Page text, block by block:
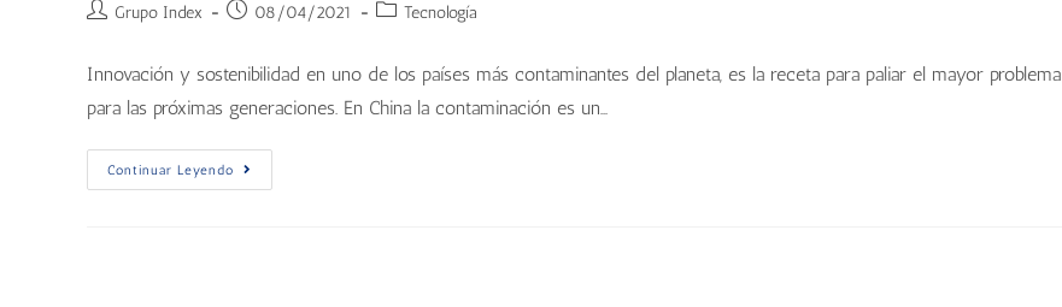
Grupo Index 08/04/2021 Tecnología
Innovación y sostenibilidad en uno de los países más contaminantes del planeta, es la receta para paliar el mayor problema
para las próximas generaciones. En China la contaminación es un…
Continuar Leyendo